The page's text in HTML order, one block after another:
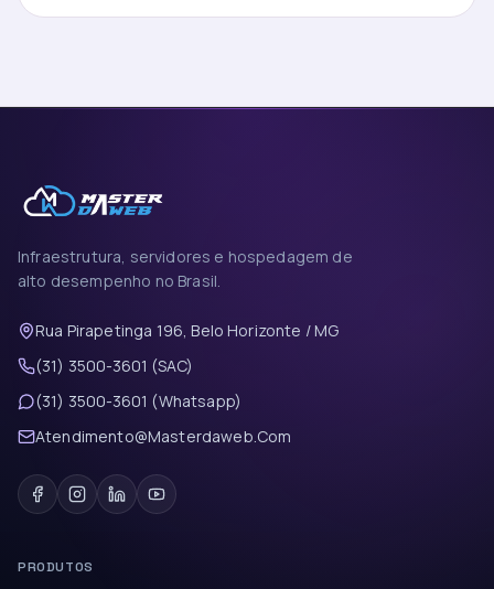
Infraestrutura, servidores e hospedagem de
alto desempenho no Brasil.
Rua Pirapetinga 196, Belo Horizonte / MG
(31) 3500-3601 (SAC)
(31) 3500-3601 (Whatsapp)
Atendimento@Masterdaweb.Com
PRODUTOS